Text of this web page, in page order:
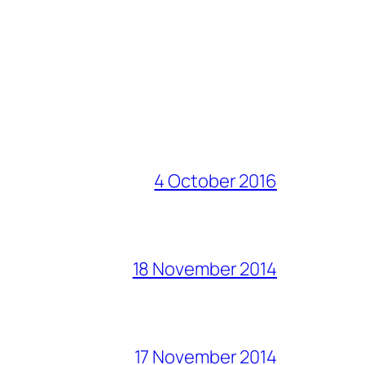
4 October 2016
18 November 2014
17 November 2014